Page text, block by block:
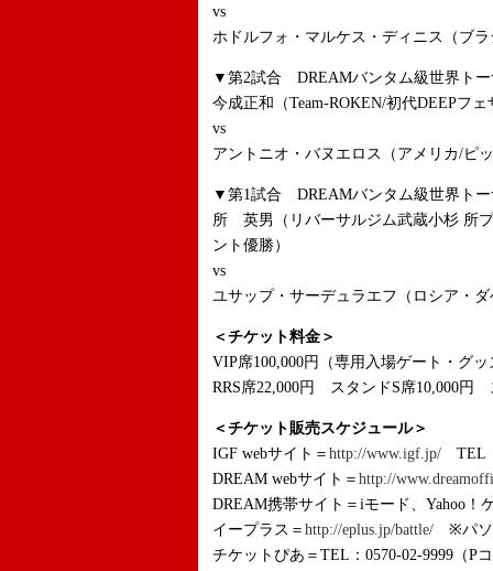
vs
ホドルフォ・マルケス・ディニス（ブ
▼第2試合 DREAMバンタム級世界ト
今成正和（Team-ROKEN/初代DEEPフ
vs
アントニオ・バヌエロス（アメリカ/ピ
▼第1試合 DREAMバンタム級世界ト
所 英男（リバーサルジム武蔵小杉 所
ント優勝）
vs
ユサップ・サーデュラエフ（ロシア・
＜チケット料金＞
VIP席100,000円（専用入場ゲート・グ
RRS席22,000円 スタンドS席10,000円
＜チケット販売スケジュール＞
IGF webサイト＝ http://www.igf.jp/ TEL
DREAM webサイト＝ http://
DREAM携帯サイト＝iモード、Yahoo！
イープラス＝ http://eplus.jp/battle/ ※パソ
チケットぴあ＝TEL：0570-02-9999（P